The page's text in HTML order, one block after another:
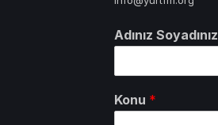
Adınız Soyadınız
Konu *